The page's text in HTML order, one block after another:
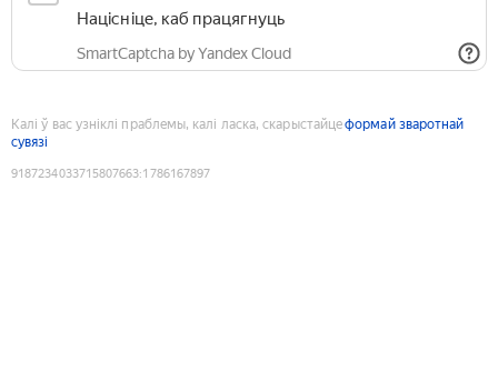
Націсніце, каб працягнуць
SmartCaptcha by Yandex Cloud
Калі ў вас узніклі праблемы, калі ласка, скарыстайцеформай зваротнай
сувязі
9187234033715807663:1786167897